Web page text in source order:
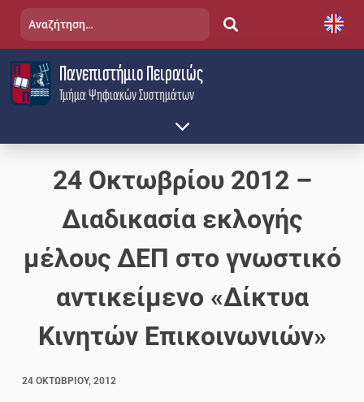
content
Τμήμα Ψηφιακών Συστημάτων
Πανεπιστήμιο Πειραιώς
Αναζήτηση
24 Οκτωβρίου 2012 –
Διαδικασία εκλογής
μέλους ΔΕΠ στο γνωστικό
αντικείμενο «Δίκτυα
Κινητών Επικοινωνιών»
24 ΟΚΤΩΒΡΊΟΥ, 2012